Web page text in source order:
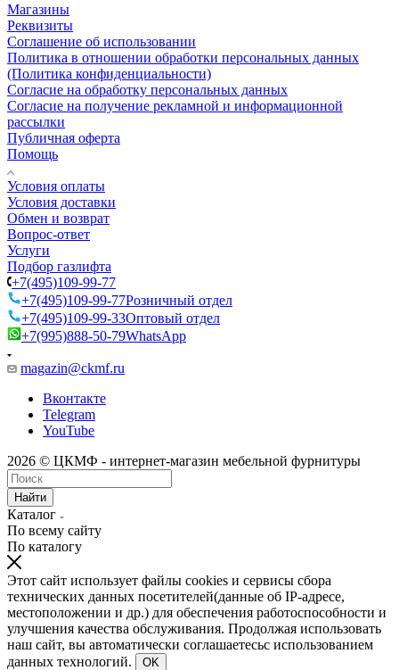
Магазины
Реквизиты
Соглашение об использовании
Политика в отношении обработки персональных данных
(Политика конфиденциальности)
Согласие на обработку персональных данных
Согласие на получение рекламной и информационной
рассылки
Публичная оферта
Помощь
Условия оплаты
Условия доставки
Обмен и возврат
Вопрос-ответ
Услуги
Подбор газлифта
+7(495)109-99-77
+7(495)109-99-77Розничный отдел
+7(495)109-99-33Оптовый отдел
+7(995)888-50-79WhatsApp
magazin@ckmf.ru
Вконтакте
Telegram
YouTube
2026 © ЦКМФ - интернет-магазин мебельной фурнитуры
Найти
Каталог
По всему сайту
По каталогу
Этот сайт использует файлы cookies и сервисы сбора
технических данных посетителей(данные об IP-адресе,
местоположении и др.) для обеспечения работоспособности и
улучшения качества обслуживания. Продолжая использовать
наш сайт, вы автоматически соглашаетесьс использованием
данных технологий.
OK